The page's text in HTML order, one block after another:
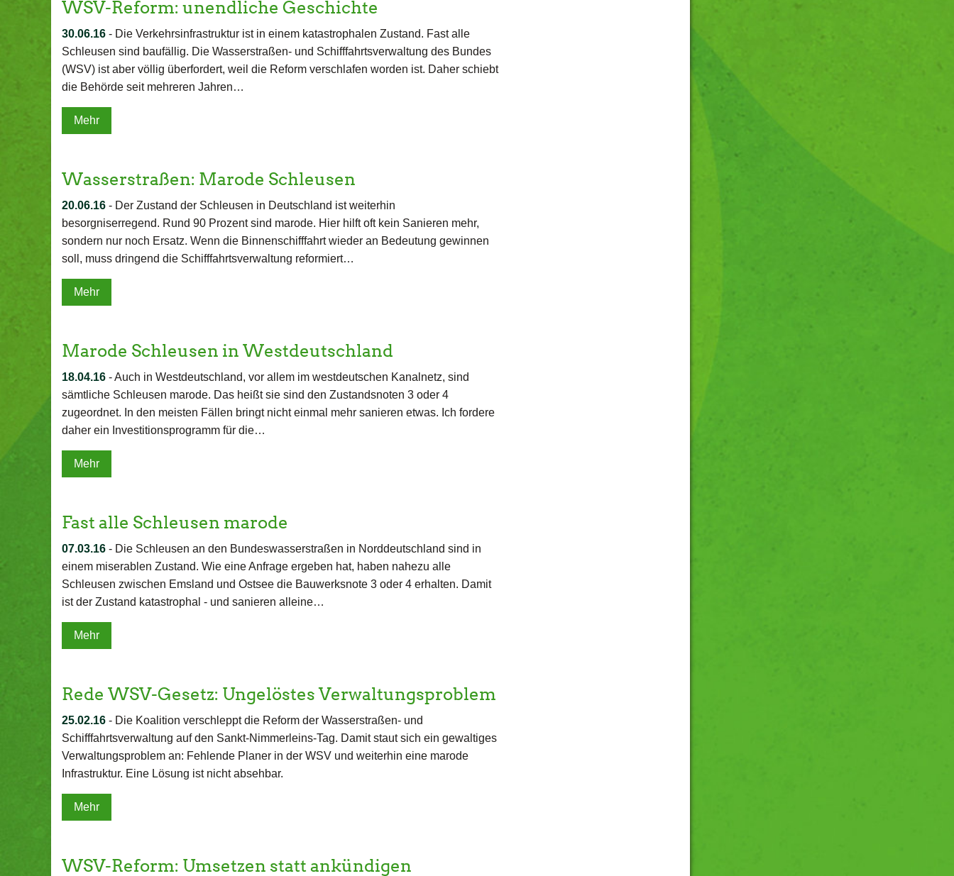
WSV-Reform: unendliche Geschichte
30.06.16 - Die Verkehrsinfrastruktur ist in einem katastrophalen Zustand. Fast alle
Schleusen sind baufällig. Die Wasserstraßen- und Schifffahrtsverwaltung des Bundes
(WSV) ist aber völlig überfordert, weil die Reform verschlafen worden ist. Daher schiebt
die Behörde seit mehreren Jahren…
Mehr
Wasserstraßen: Marode Schleusen
20.06.16 - Der Zustand der Schleusen in Deutschland ist weiterhin
besorgniserregend. Rund 90 Prozent sind marode. Hier hilft oft kein Sanieren mehr,
sondern nur noch Ersatz. Wenn die Binnenschifffahrt wieder an Bedeutung gewinnen
soll, muss dringend die Schifffahrtsverwaltung reformiert…
Mehr
Marode Schleusen in Westdeutschland
18.04.16 -Auch in Westdeutschland, vor allem im westdeutschen Kanalnetz, sind
sämtliche Schleusen marode. Das heißt sie sind den Zustandsnoten 3 oder 4
zugeordnet. In den meisten Fällen bringt nicht einmal mehr sanieren etwas. Ich fordere
daher ein Investitionsprogramm für die…
Mehr
Fast alle Schleusen marode
07.03.16 - Die Schleusen an den Bundeswasserstraßen in Norddeutschland sind in
einem miserablen Zustand. Wie eine Anfrage ergeben hat, haben nahezu alle
Schleusen zwischen Emsland und Ostsee die Bauwerksnote 3 oder 4 erhalten. Damit
ist der Zustand katastrophal - und sanieren alleine…
Mehr
Rede WSV-Gesetz: Ungelöstes Verwaltungsproblem
25.02.16 - Die Koalition verschleppt die Reform der Wasserstraßen- und
Schifffahrtsverwaltung auf den Sankt-Nimmerleins-Tag. Damit staut sich ein gewaltiges
Verwaltungsproblem an: Fehlende Planer in der WSV und weiterhin eine marode
Infrastruktur. Eine Lösung ist nicht absehbar.
Mehr
WSV-Reform: Umsetzen statt ankündigen